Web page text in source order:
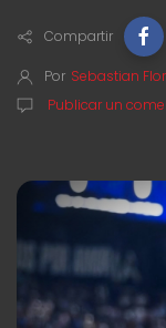
Compartir
Por Sebastian
Publicar un